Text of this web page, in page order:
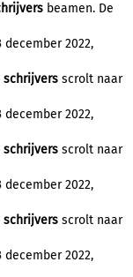
beamen. De
2022,
schrijvers scrolt naar
2022,
schrijvers scrolt naar
2022,
schrijvers scrolt naar
2022,